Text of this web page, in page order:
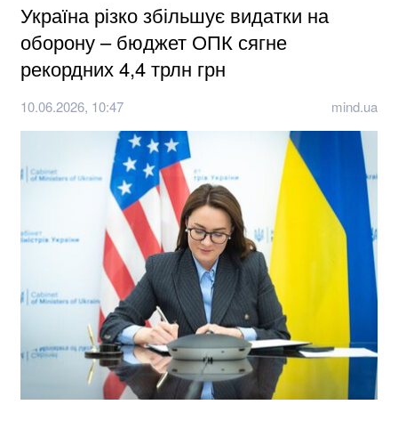
Україна різко збільшує видатки на
оборону – бюджет ОПК сягне
рекордних 4,4 трлн грн
10.06.2026, 10:47 mind.ua